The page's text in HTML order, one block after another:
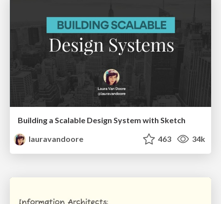
Building a Scalable Design System with Sketch
lauravandoore
463 34k